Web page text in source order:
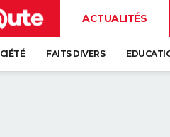
ACTUALITÉS
FAITS DIVERS